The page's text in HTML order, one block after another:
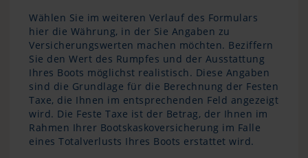
Wählen Sie im weiteren Verlauf des Formulars
hier die Währung, in der Sie Angaben zu
Versicherungswerten machen möchten. Beziffern
Sie den Wert des Rumpfes und der Ausstattung
Ihres Boots möglichst realistisch. Diese Angaben
sind die Grundlage für die Berechnung der Festen
Taxe, die Ihnen im entsprechenden Feld angezeigt
wird. Die Feste Taxe ist der Betrag, der Ihnen im
Rahmen Ihrer Bootskaskoversicherung im Falle
eines Totalverlusts Ihres Boots erstattet wird.